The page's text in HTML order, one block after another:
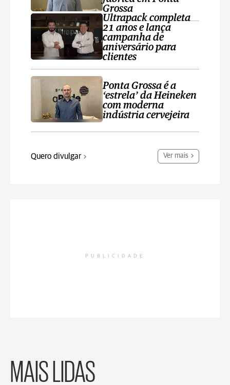
Grossa
Ultrapack completa
21 anos e lança
campanha de
aniversário para
clientes
Ponta Grossa é a
‘estrela’ da Heineken
com moderna
indústria cervejeira
Quero divulgar Ver mais
PUBLICIDADE
MAIS LIDAS